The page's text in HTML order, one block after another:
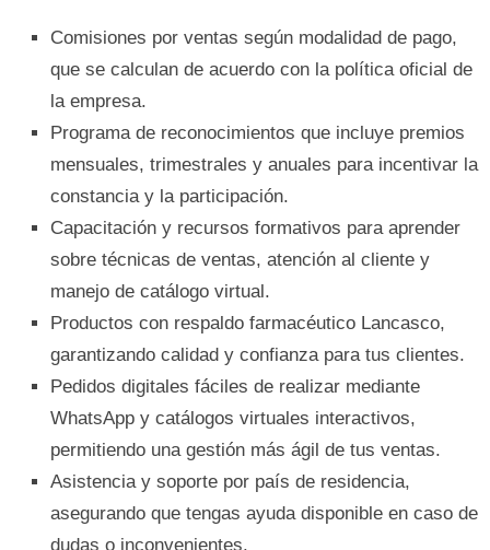
Comisiones por ventas según modalidad de pago,
que se calculan de acuerdo con la política oficial de
la empresa.
Programa de reconocimientos que incluye premios
mensuales, trimestrales y anuales para incentivar la
constancia y la participación.
Capacitación y recursos formativos para aprender
sobre técnicas de ventas, atención al cliente y
manejo de catálogo virtual.
Productos con respaldo farmacéutico Lancasco,
garantizando calidad y confianza para tus clientes.
Pedidos digitales fáciles de realizar mediante
WhatsApp y catálogos virtuales interactivos,
permitiendo una gestión más ágil de tus ventas.
Asistencia y soporte por país de residencia,
asegurando que tengas ayuda disponible en caso de
dudas o inconvenientes.